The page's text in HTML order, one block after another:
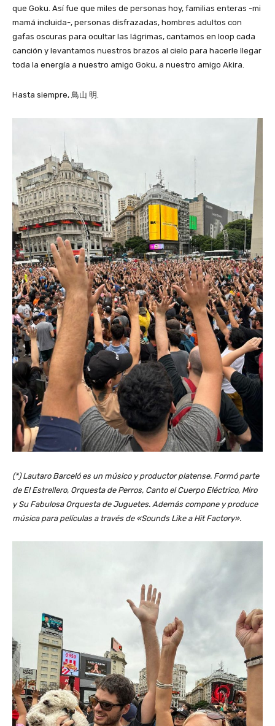
que Goku. Así fue que miles de personas hoy, familias enteras -mi
mamá incluida-, personas disfrazadas, hombres adultos con
gafas oscuras para ocultar las lágrimas, cantamos en loop cada
canción y levantamos nuestros brazos al cielo para hacerle llegar
toda la energía a nuestro amigo Goku, a nuestro amigo Akira.
Hasta siempre, 鳥山 明.
(*) Lautaro Barceló es un músico y productor platense. Formó parte
de El Estrellero, Orquesta de Perros, Canto el Cuerpo Eléctrico, Miro
y Su Fabulosa Orquesta de Juguetes. Además compone y produce
música para películas a través de «Sounds Like a Hit Factory».